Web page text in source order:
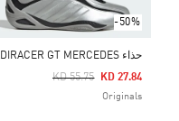
-50%
حذاء ADIRACER GT MERCEDES
Price Reduced From
KD 55.75
To KD 27.84
Originals